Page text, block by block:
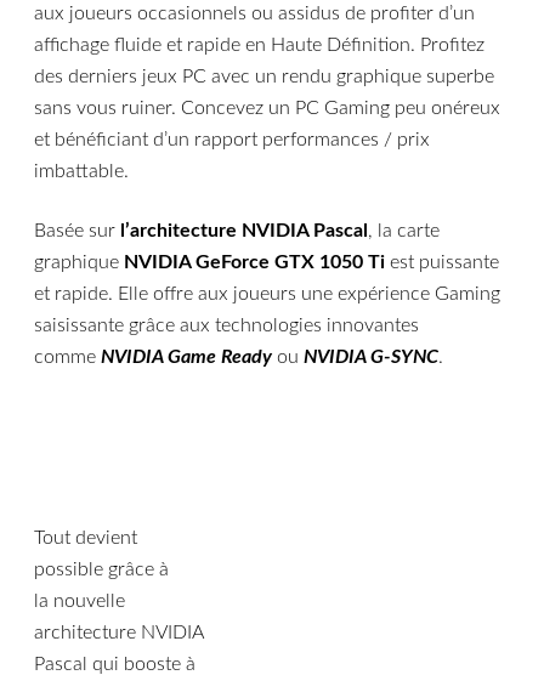
aux joueurs occasionnels ou assidus de profiter d’un
affichage fluide et rapide en Haute Définition. Profitez
des derniers jeux PC avec un rendu graphique superbe
sans vous ruiner. Concevez un PC Gaming peu onéreux
et bénéficiant d’un rapport performances / prix
imbattable.
Basée sur l’architecture NVIDIA Pascal , la carte
graphique NVIDIA GeForce GTX 1050 Ti est puissante
et rapide. Elle offre aux joueurs une expérience Gaming
saisissante grâce aux technologies innovantes
commeNVIDIA Game Ready ouNVIDIA G-SYNC.
Tout devient
possible grâce à
la nouvelle
architecture NVIDIA
Pascal qui booste à